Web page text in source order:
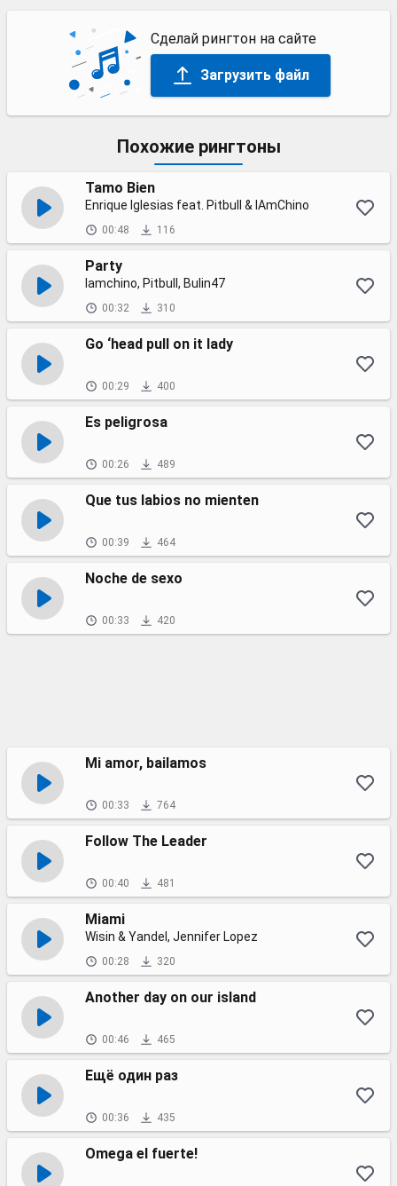
Сделай рингтон на сайте
Загрузить файл
Похожие рингтоны
Tamo Bien
Enrique Iglesias feat. Pitbull & IAmChino
00:48 116
Party
Iamchino, Pitbull, Bulin47
00:32 310
Go ‘head pull on it lady
00:29 400
Es peligrosa
00:26 489
Que tus labios no mienten
00:39 464
Noche de sexo
00:33 420
Mi amor, bailamos
00:33 764
Follow The Leader
00:40 481
Miami
Wisin & Yandel, Jennifer Lopez
00:28 320
Another day on our island
00:46 465
Ещё один раз
00:36 435
Omega el fuerte!